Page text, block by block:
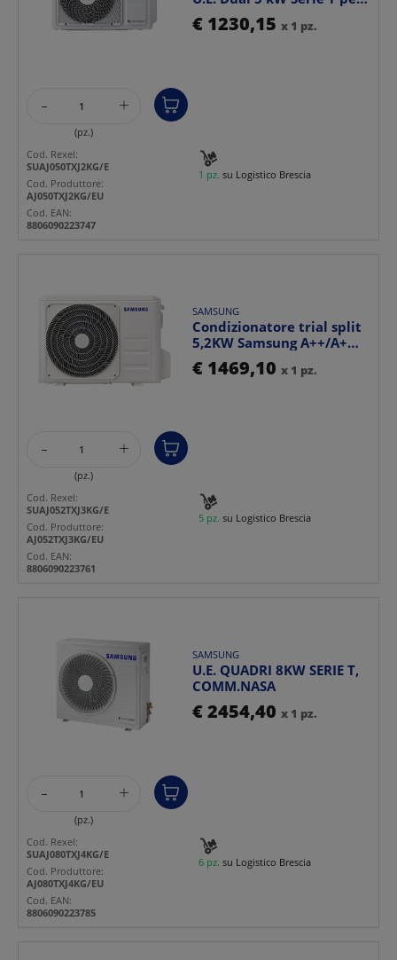
uso residenzial...
€ 1230,15 x 1 pz.
- +
(pz.)
1 pz. su Logistico Brescia
Cod. Rexel:
SUAJ050TXJ2KG/E
Cod. Produttore:
AJ050TXJ2KG/EU
Cod. EAN:
8806090223747
SAMSUNG
Condizionatore trial split
5,2KW Samsung A++/A+
Wifi silenzioso p...
€ 1469,10 x 1 pz.
- +
(pz.)
5 pz. su Logistico Brescia
Cod. Rexel:
SUAJ052TXJ3KG/E
Cod. Produttore:
AJ052TXJ3KG/EU
Cod. EAN:
8806090223761
SAMSUNG
U.E. QUADRI 8KW SERIE T,
COMM.NASA
€ 2454,40 x 1 pz.
- +
(pz.)
6 pz. su Logistico Brescia
Cod. Rexel:
SUAJ080TXJ4KG/E
Cod. Produttore:
AJ080TXJ4KG/EU
Cod. EAN:
8806090223785